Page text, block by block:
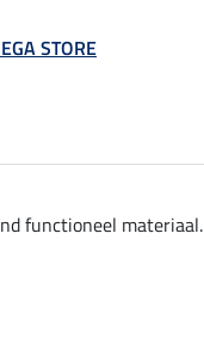
STORE
functioneel